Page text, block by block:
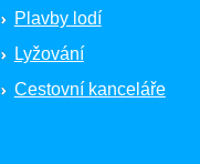
Plavby lodí
Lyžování
Cestovní kanceláře